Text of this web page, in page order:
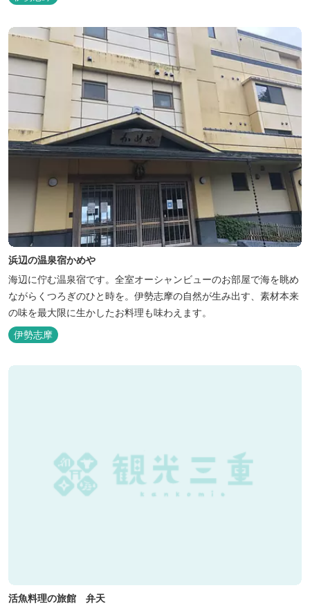
浜辺の温泉宿かめや
海辺に佇む温泉宿です。全室オーシャンビューのお部屋で海を眺め
ながらくつろぎのひと時を。伊勢志摩の自然が生み出す、素材本来
の味を最大限に生かしたお料理も味わえます。
伊勢志摩
活魚料理の旅館 弁天